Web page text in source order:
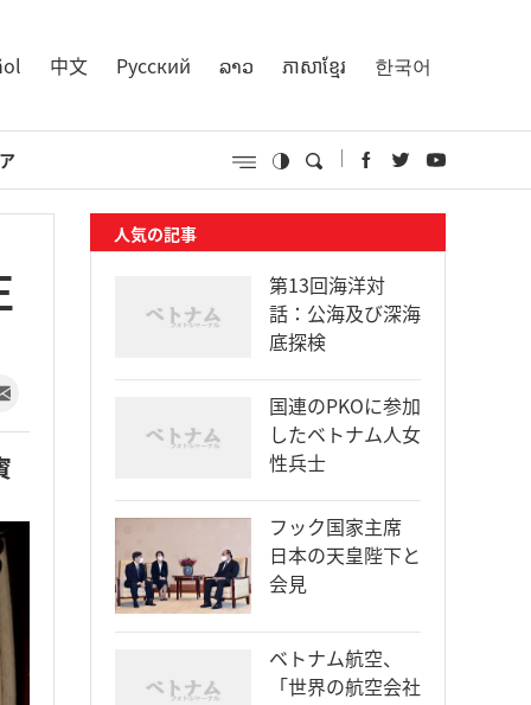
中文 Русский ລາວ ភាសាខ្មែរ 한국어
人気の記事
第13回海洋対
話：公海及び深海
底探検
国連のPKOに参加
したベトナム人女
性兵士
フック国家主席
日本の天皇陛下と
会見
ベトナム航空、
「世界の航空会社